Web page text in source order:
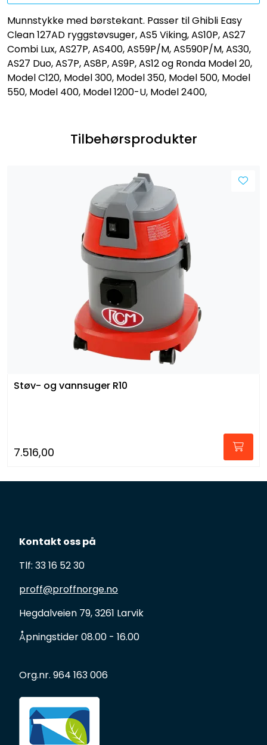
Munnstykke med børstekant. Passer til Ghibli Easy
Clean 127AD ryggstøvsuger, AS5 Viking, AS10P, AS27
Combi Lux, AS27P, AS400, AS59P/M, AS590P/M, AS30,
AS27 Duo, AS7P, AS8P, AS9P, AS12 og Ronda Model 20,
Model C120, Model 300, Model 350, Model 500, Model
550, Model 400, Model 1200-U, Model 2400,
Tilbehørsprodukter
Støv- og vannsuger R10
7.516,00
Kontakt oss på
Tlf: 33 16 52 30
proff@proffnorge.no
Hegdalveien 79, 3261 Larvik
Åpningstider 08.00 - 16.00
Org.nr. 964 163 006